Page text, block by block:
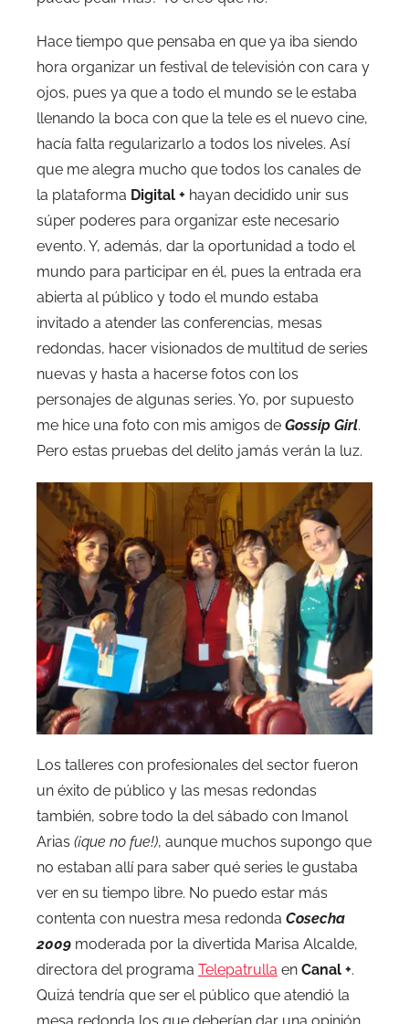
Hace tiempo que pensaba en que ya iba siendo
hora organizar un festival de televisión con cara y
ojos, pues ya que a todo el mundo se le estaba
llenando la boca con que la tele es el nuevo cine,
hacía falta regularizarlo a todos los niveles. Así
que me alegra mucho que todos los canales de
la plataforma Digital + hayan decidido unir sus
súper poderes para organizar este necesario
evento. Y, además, dar la oportunidad a todo el
mundo para participar en él, pues la entrada era
abierta al público y todo el mundo estaba
invitado a atender las conferencias, mesas
redondas, hacer visionados de multitud de series
nuevas y hasta a hacerse fotos con los
personajes de algunas series. Yo, por supuesto
me hice una foto con mis amigos de Gossip Girl.
Pero estas pruebas del delito jamás verán la luz.
Los talleres con profesionales del sector fueron
un éxito de público y las mesas redondas
también, sobre todo la del sábado con Imanol
Arias (¡que no fue!), aunque muchos supongo que
no estaban allí para saber qué series le gustaba
ver en su tiempo libre. No puedo estar más
contenta con nuestra mesa redonda Cosecha
2009 moderada por la divertida Marisa Alcalde,
directora del programa Telepatrulla en Canal +.
Quizá tendría que ser el público que atendió la